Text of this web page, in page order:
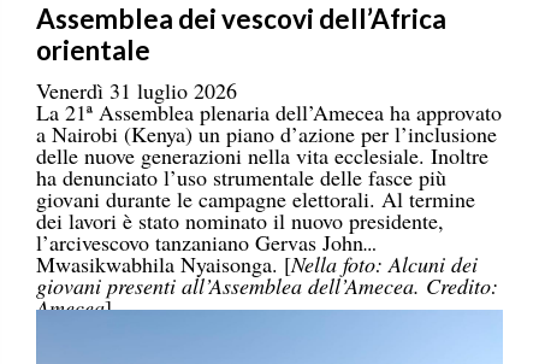
Assemblea dei vescovi dell’Africa
orientale
Venerdì 31 luglio 2026
La 21ª Assemblea plenaria dell’Amecea ha approvato
a Nairobi (Kenya) un piano d’azione per l’inclusione
delle nuove generazioni nella vita ecclesiale. Inoltre
ha denunciato l’uso strumentale delle fasce più
giovani durante le campagne elettorali. Al termine
dei lavori è stato nominato il nuovo presidente,
l’arcivescovo tanzaniano Gervas John
Mwasikwabhila Nyaisonga. [Nella foto: Alcuni dei
giovani presenti all’Assemblea dell’Amecea. Credito:
Amecea]